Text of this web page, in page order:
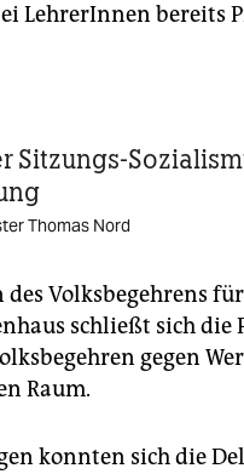
LehrerInnen bereits
Sitzungs-
Thomas Nord
des Volksbegehrens
schließt sich die
gegen
Raum.
konnten sich die